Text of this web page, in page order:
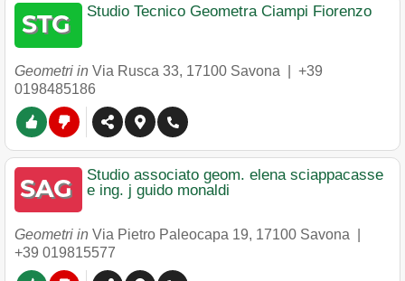
Studio Tecnico Geometra Ciampi Fiorenzo
Geometri in Via Rusca 33, 17100 Savona
+39
0198485186
Studio associato geom. elena sciappacasse
e ing. j guido monaldi
Geometri in Via Pietro Paleocapa 19, 17100 Savona
+39 019815577